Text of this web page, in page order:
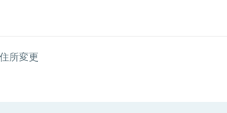
所変更